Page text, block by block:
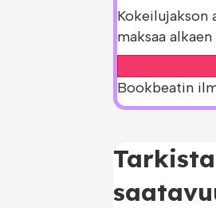
Kokeilujakson
maksaa
Bookbeatin